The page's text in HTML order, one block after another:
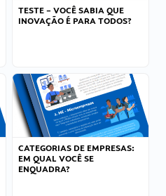
TESTE – VOCÊ SABIA QUE
INOVAÇÃO É PARA TODOS?
CATEGORIAS DE EMPRESAS:
EM QUAL VOCÊ SE
ENQUADRA?